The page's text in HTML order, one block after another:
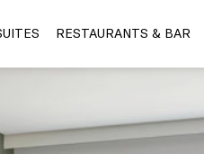
RESTAURANTS & BAR